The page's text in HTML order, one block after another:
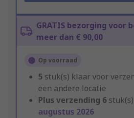
GRATIS bezorging voor
meer dan € 90,00
Op voorraad
5 stuk(s) klaar voor
een andere locatie
Plus verzending 6
augustus 2026